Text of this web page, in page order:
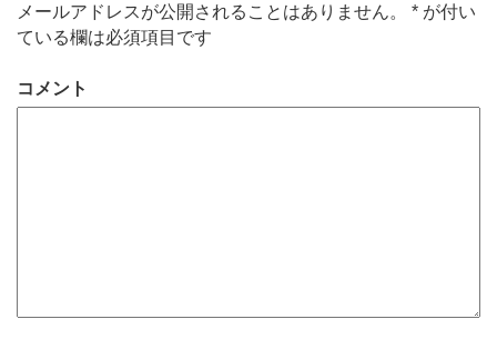
メールアドレスが公開されることはありません。 * が付い
ている欄は必須項目です
コメント